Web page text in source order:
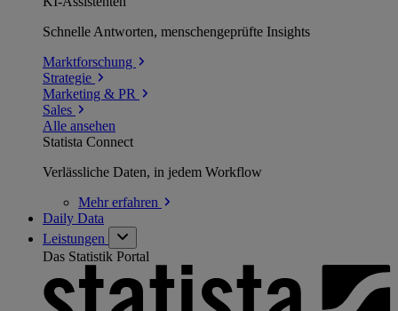
Schnelle Antworten, menschengeprüfte Insights
Marktforschung
Strategie
Marketing & PR
Sales
Alle ansehen
Statista Connect
Verlässliche Daten, in jedem Workflow
Mehrerfahren
Daily Data
Leistungen
Das Statistik Portal